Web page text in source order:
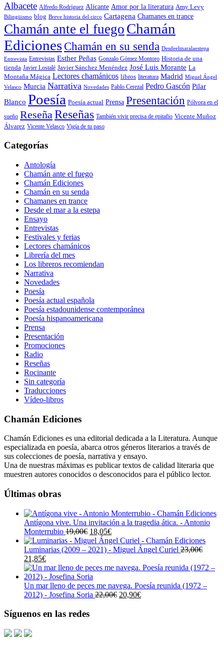
Albacete Alfredo Rodríguez Alicante Amor por la literatura Amy Levy
Bilingüismo blog Breve historia del circo Cartagena Chamanes en trance
Chamán ante el fuego Chamán
Ediciones Chamán en su senda Desdeelmaralaestepa
Entrevista Entrevistas Esther Peñas Gonzalo Gómez Montoro Historia de una
tienda Javier Lostalé Javier Sánchez Menéndez José Luis Morante La
Montaña Mágica Lectores chamánicos libros literatura Madrid Miguel Ángel
Velasco Murcia Narrativa Novedades Pablo Cerezal Pedro Gascón Pilar
Blanco Poesía Poesía actual Prensa Presentación Pólvora en el
sueño ReseñaReseñas También vivir precisa de epitafio Vicente Muñoz
Álvarez Vicente Velasco Vigía de tu paso
Categorías
Antología
Chamán ante el fuego
Chamán Ediciones
Chamán en su senda
Chamanes en trance
Desde el mar a la estepa
Ensayo
Entrevistas
Festivales y ferias
Lectores chamánicos
Librería del mes
Los libreros recomiendan
Narrativa
Novedades
Poesía
Poesía actual española
Poesía estadounidense contemporánea
Poesía hispanoamericana
Prensa
Presentación
Promociones
Radio
Reseñas
Rocinante
Sin categoría
Traducciones
Vídeo-libros
Chamán Ediciones
Chamán Ediciones es una editorial dedicada a la Literatura. Aunque
especializada en poesía, abarca otros géneros literarios a través de
sus colecciones de poesía, narrativa y ensayo.
Una de nuestras máximas es publicar textos de calidad literaria que
muestren autores conocidos o desconocidos para el público lector.
Últimas obras
Antígona vive. Una invitación a la tragedia ática. - Antonio
Monterrubio 19,00€ El
precio
original
19,00€.
18,05€El
precio
actual
18,05€.
Luminarias (2009 – 2021) - Miguel Ángel Curiel 23,00€
El
precio
original
era:
23,00€.
21,85€El
precio
actual
es:
21,85€.
Un mar lleno de peces me navega. Poesía reunida (1972 –
2012) - Josefina Soria 22,00€ El
20,90€El
Síguenos en las redes